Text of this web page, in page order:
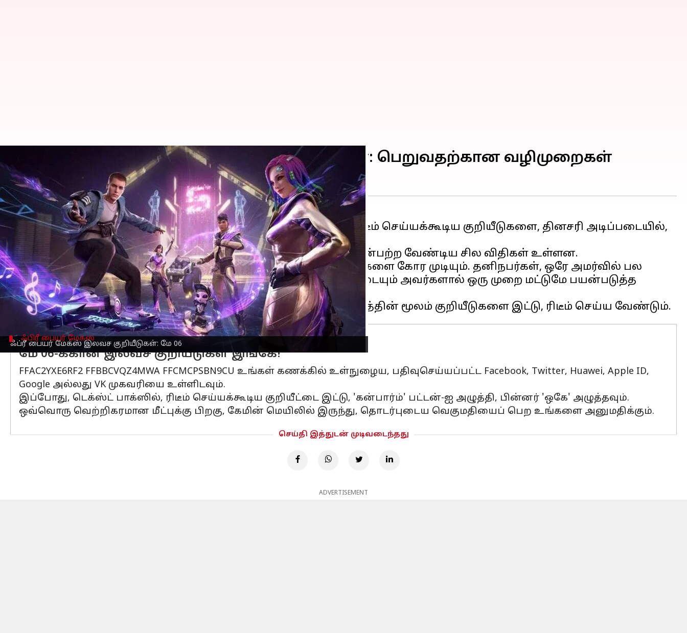
ஃப்ரீ பையர் மேக்ஸ் இலவச குறியீடுகள்: மே 06
மே 06-க்கான Free Fire MAX இலவச குறியீடுகள்: பெறுவதற்கான வழிமுறைகள்
எழுதியவர் May 06, 2023 06:00 am
செய்தி முன்னோட்டம்
பேட்டில் ராயல் கேம் இந்தியா, கரீனாவின்ஃபிரீ ஃபையர்மேக்ஸ்
, ரிடீம் செய்யக்கூடிய குறியீடுகளை, தினசரி அடிப்படையில்,
வழங்குகிறது.
இந்தியாவில், ஆண்ட்ராய்டு பயனர்களால் மட்டுமே இந்தக் குறியீடுகளை கோர முடியும். தனிநபர்கள், ஒரே அமர்வில் பல
குறியீடுகளை ரிடீம் செய்ய முடியும் என்றாலும், ஒவ்வொரு குறியீட்டையும் அவர்களால் ஒரு முறை மட்டுமே பயன்படுத்த
முடியும்.
ஃபிரீ பையர் மேக்ஸ்
மே 06-க்கான இலவச குறியீடுகள் இங்கே!
FFAC2YXE6RF2 FFBBCVQZ4MWA FFCMCPSBN9CU உங்கள் கணக்கில் உள்நுழைய, பதிவுசெய்யப்பட்ட Facebook, Twitter, Huawei, Apple ID,
Google அல்லது VK முகவரியை உள்ளிடவும்.
இப்போது, டெக்ஸ்ட் பாக்ஸில், ரிடீம் செய்யக்கூடிய குறியீட்டை இட்டு, 'கன்பார்ம்' பட்டன்-ஐ அழுத்தி, பின்னர் 'ஒகே' அழுத்தவும்.
ஒவ்வொரு வெற்றிகரமான மீட்புக்கு பிறகு, கேமின் மெயிலில் இருந்து, தொடர்புடைய வெகுமதியைப் பெற உங்களை அனுமதிக்கும்.
செய்தி இத்துடன் முடிவடைந்தது
ADVERTISEMENT